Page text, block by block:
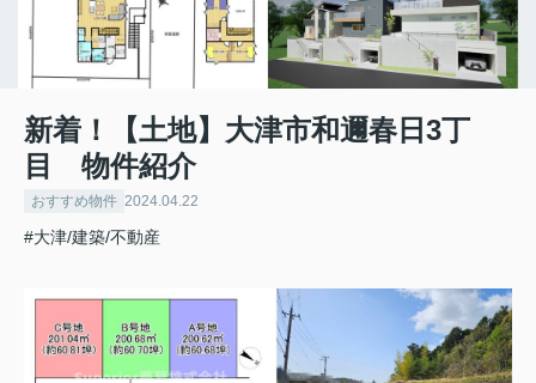
新着！【土地】大津市和邇春日3丁
目 物件紹介
おすすめ物件 2024.04.22
#大津/建築/不動産